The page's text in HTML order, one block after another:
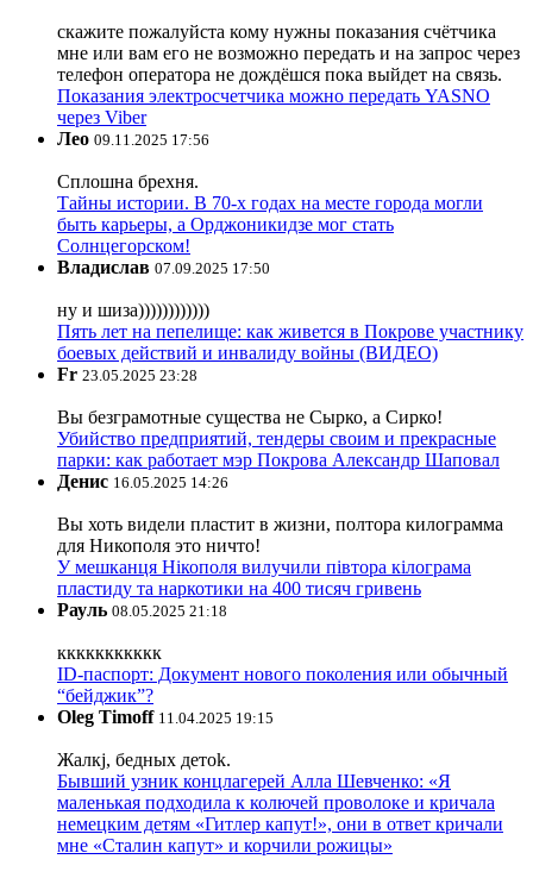
скажите пожалуйста кому нужны показания счётчика
мне или вам его не возможно передать и на запрос через
телефон оператора не дождёшся пока выйдет на связь.
Показания электросчетчика можно передать YASNO
через Viber
Лео 09.11.2025 17:56
Сплошна брехня.
Тайны истории. В 70-х годах на месте города могли
быть карьеры, а Орджоникидзе мог стать
Солнцегорском!
Владислав 07.09.2025 17:50
ну и шиза))))))))))))
Пять лет на пепелище: как живется в Покрове участнику
боевых действий и инвалиду войны (ВИДЕО)
Fr 23.05.2025 23:28
Вы безграмотные существа не Сырко, а Сирко!
Убийство предприятий, тендеры своим и прекрасные
парки: как работает мэр Покрова Александр Шаповал
Денис 16.05.2025 14:26
Вы хоть видели пластит в жизни, полтора килограмма
для Никополя это ничто!
У мешканця Нікополя вилучили півтора кілограма
пластиду та наркотики на 400 тисяч гривень
Рауль 08.05.2025 21:18
ккккккккккк
ID-паспорт: Документ нового поколения или обычный
“бейджик”?
Oleg Timoff 11.04.2025 19:15
Жалкj, бедных детok.
Бывший узник концлагерей Алла Шевченко: «Я
маленькая подходила к колючей проволоке и кричала
немецким детям «Гитлер капут!», они в ответ кричали
мне «Сталин капут» и корчили рожицы»